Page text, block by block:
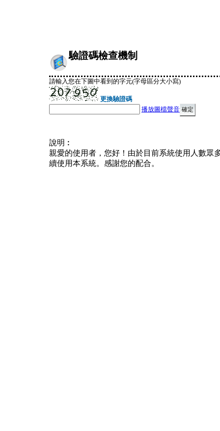
驗證碼檢查機制
請輸入您在下圖中看到的字元(字母區分大小寫)
更換驗證碼
播放圖檔聲音
說明︰
親愛的使用者，您好！由於目前系統使用人數眾
續使用本系統。感謝您的配合。